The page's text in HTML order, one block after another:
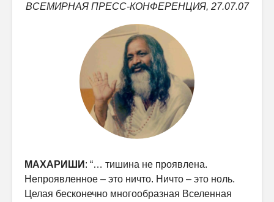
ВСЕМИРНАЯ ПРЕСС-КОНФЕРЕНЦИЯ, 27.07.07
МАХАРИШИ : “… тишина не проявлена.
Непроявленное – это ничто. Ничто – это ноль.
Целая бесконечно многообразная Вселенная